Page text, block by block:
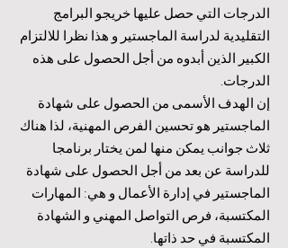
الدرجات التي حصل عليها خريجو البرامج
التقليدية لدراسة الماجستير و هذا نظرا للالتزام
الكبير الذين أبدوه من أجل الحصول على هذه
الدرجات.
إن الهدف الأسمى من الحصول على شهادة
الماجستير هو تحسين الفرص المهنية، لذا هناك
ثلاث جوانب يمكن منها لمن يختار برنامجا
للدراسة عن بعد من أجل الحصول على شهادة
الماجستير في إدارة الأعمال و هي: المهارات
المكتسبة، فرص التواصل المهني و الشهادة
المكتسبة في حد ذاتها.